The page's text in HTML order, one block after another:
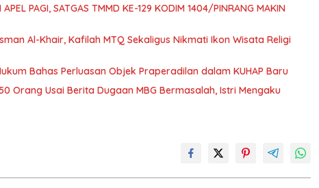
APEL PAGI, SATGAS TMMD KE-129 KODIM 1404/PINRANG MAKIN
Al-Khair, Kafilah MTQ Sekaligus Nikmati Ikon Wisata Religi
Bahas Perluasan Objek Praperadilan dalam KUHAP Baru
Orang Usai Berita Dugaan MBG Bermasalah, Istri Mengaku